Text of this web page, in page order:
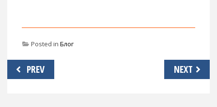
Posted in Блог
Навигация
по
PREV NEXT